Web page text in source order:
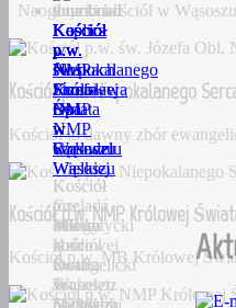
Neogotycki kościół w
Kościół p.w. Niepokalanego
Kościół to dawny zbór
Kościół p.w. NMP Królowej
Kościół p.w. MB Królowej
Kościół
p.w.
św.
Stanisława
Bpa
w
Czeladzi
Wielkiej
Czeladź
Wielka
–
Dorf
Tscheletz
(1288),
Kaplica
w
Płoskach
Kościół
p.w.
św.
Józefa
Obl.
NMP
w
Wąsoszu
Neogotycki
kościół
w
Wąsoszu
pochodzi
Kościół
p.w.
Niepokalanego
Serca
NMP
w
Wąsoszu
Kościół
to
dawny
zbór
ewangelicki
św.
Mateusza.
Kościół
p.w.
NMP
Królowej
Świata
w
Sądowelu
Kościół
p.w.
MB
Królowej
Świata
w
Sądowelu